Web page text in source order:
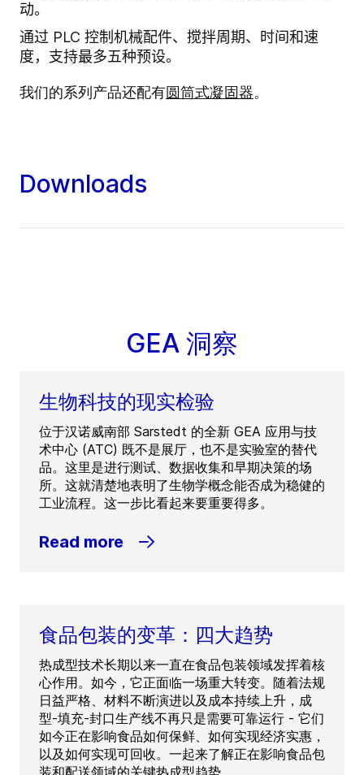
动。
通过 PLC 控制机械配件、搅拌周期、时间和速
度，支持最多五种预设。
我们的系列产品还配有圆筒式凝固器。
Downloads
GEA 洞察
生物科技的现实检验
位于汉诺威南部 Sarstedt 的全新 GEA 应用与技
术中心 (ATC) 既不是展厅，也不是实验室的替代
品。这里是进行测试、数据收集和早期决策的场
所。这就清楚地表明了生物学概念能否成为稳健的
工业流程。这一步比看起来要重要得多。
Read more
食品包装的变革：四大趋势
热成型技术长期以来一直在食品包装领域发挥着核
心作用。如今，它正面临一场重大转变。随着法规
日益严格、材料不断演进以及成本持续上升，成
型-填充-封口生产线不再只是需要可靠运行 - 它们
如今正在影响食品如何保鲜、如何实现经济实惠，
以及如何实现可回收。一起来了解正在影响食品包